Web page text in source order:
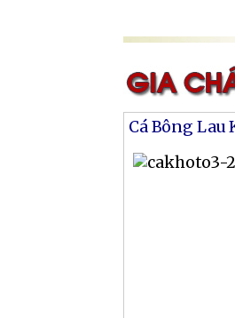
Cá Bông Lau